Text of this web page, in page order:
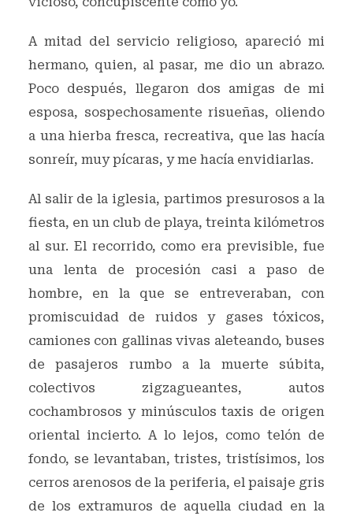
A mitad del servicio religioso, apareció mi
hermano, quien, al pasar, me dio un abrazo.
Poco después, llegaron dos amigas de mi
esposa, sospechosamente risueñas, oliendo
a una hierba fresca, recreativa, que las hacía
sonreír, muy pícaras, y me hacía envidiarlas.
Al salir de la iglesia, partimos presurosos a la
fiesta, en un club de playa, treinta kilómetros
al sur. El recorrido, como era previsible, fue
una lenta de procesión casi a paso de
hombre, en la que se entreveraban, con
promiscuidad de ruidos y gases tóxicos,
camiones con gallinas vivas aleteando, buses
de pasajeros rumbo a la muerte súbita,
colectivos zigzagueantes, autos
cochambrosos y minúsculos taxis de origen
oriental incierto. A lo lejos, como telón de
fondo, se levantaban, tristes, tristísimos, los
cerros arenosos de la periferia, el paisaje gris
de los extramuros de aquella ciudad en la